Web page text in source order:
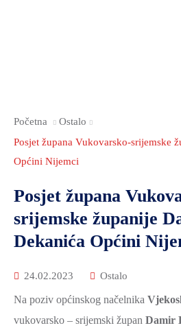
Početna
Ostalo
Posjet župana Vukovarsko-srijemske
Općini Nijemci
Posjet župana
srijemske županije
Dekanića Općini
24.02.2023 Ostalo
Na poziv općinskog načelnika
vukovarsko – srijemski župan Damir